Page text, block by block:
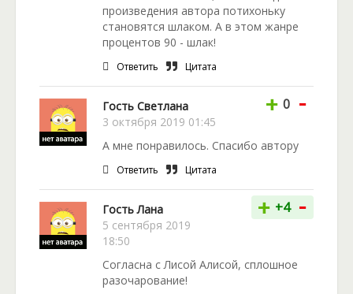
произведения автора потихоньку
становятся шлаком. А в этом жанре
процентов 90 - шлак!
Ответить Цитата
Гость Светлана
3 октября 2019 01:45
+ 0 -
А мне понравилось. Спасибо автору
Ответить Цитата
Гость Лана
5 сентября 2019
18:50
+ +4 -
Согласна с Лисой Алисой, сплошное
разочарование!